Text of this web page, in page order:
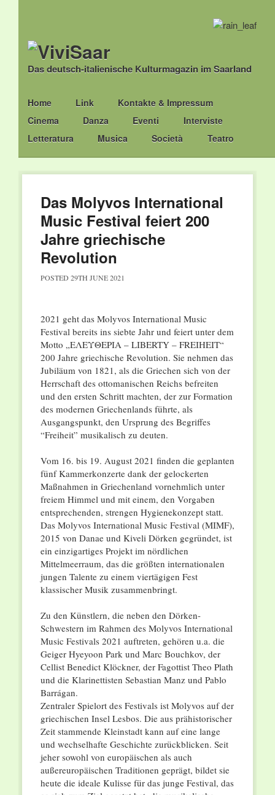
Das deutsch-italienische Kulturmagazin im Saarland
Main menu
Skip
to
content
Home Link
Kontakte & Impressum
Cinema
Danza Eventi
Interviste
Letteratura
Musica Società Teatro
Das Molyvos International
Music Festival feiert 200
Jahre griechische
Revolution
POSTED 29TH JUNE 2021
2021 geht das Molyvos International Music
Festival bereits ins siebte Jahr und feiert unter dem
Motto „ΕΛΕΥΘΕΡΙΑ – LIBERTY – FREIHEIT“
200 Jahre griechische Revolution. Sie nehmen das
Jubiläum von 1821, als die Griechen sich von der
Herrschaft des ottomanischen Reichs befreiten
und den ersten Schritt machten, der zur Formation
des modernen Griechenlands führte, als
Ausgangspunkt, den Ursprung des Begriffes
“Freiheit” musikalisch zu deuten.
Vom 16. bis 19. August 2021 finden die geplanten
fünf Kammerkonzerte dank der gelockerten
Maßnahmen in Griechenland vornehmlich unter
freiem Himmel und mit einem, den Vorgaben
entsprechenden, strengen Hygienekonzept statt.
Das Molyvos International Music Festival (MIMF),
2015 von Danae und Kiveli Dörken gegründet, ist
ein einzigartiges Projekt im nördlichen
Mittelmeerraum, das die größten internationalen
jungen Talente zu einem viertägigen Fest
klassischer Musik zusammenbringt.
Zu den Künstlern, die neben den Dörken-
Schwestern im Rahmen des Molyvos International
Music Festivals 2021 auftreten, gehören u.a. die
Geiger Hyeyoon Park und Marc Bouchkov, der
Cellist Benedict Klöckner, der Fagottist Theo Plath
und die Klarinettisten Sebastian Manz und Pablo
Barrágan.
Zentraler Spielort des Festivals ist Molyvos auf der
griechischen Insel Lesbos. Die aus prähistorischer
Zeit stammende Kleinstadt kann auf eine lange
und wechselhafte Geschichte zurückblicken. Seit
jeher sowohl von europäischen als auch
außereuropäischen Traditionen geprägt, bildet sie
heute die ideale Kulisse für das junge Festival, das